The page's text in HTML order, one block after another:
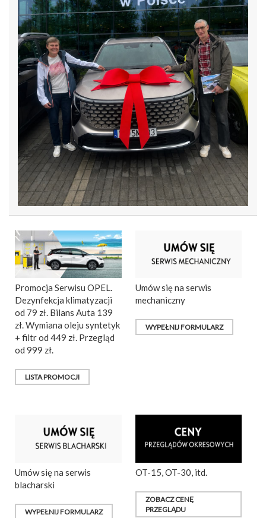
Promocja Serwisu OPEL.
Dezynfekcja klimatyzacji
od 79 zł. Bilans Auta 139
zł. Wymiana oleju syntetyk
+ filtr od 449 zł. Przegląd
od 999 zł.
LISTA PROMOCJI
Umów się na serwis
mechaniczny
WYPEŁNIJ FORMULARZ
Umów się na serwis
blacharski
WYPEŁNIJ FORMULARZ
OT-15, OT-30, itd.
ZOBACZ CENĘ
PRZEGLĄDU